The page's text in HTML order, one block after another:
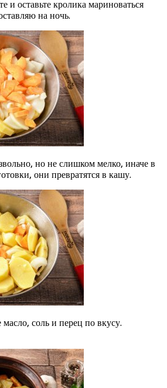
и оставьте кролика мариноваться
на ночь.
но не слишком мелко, иначе в
они превратятся в кашу.
масло, соль и перец по вкусу.